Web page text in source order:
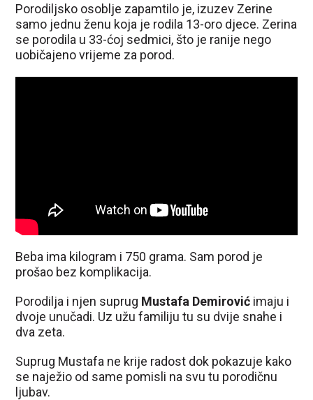
Porodiljsko osoblje zapamtilo je, izuzev Zerine
samo jednu ženu koja je rodila 13-oro djece. Zerina
se porodila u 33-ćoj sedmici, što je ranije nego
uobičajeno vrijeme za porod.
Beba ima kilogram i 750 grama. Sam porod je
prošao bez komplikacija.
Porodilja i njen suprug Mustafa Demirović imaju i
dvoje unučadi. Uz užu familiju tu su dvije snahe i
dva zeta.
Suprug Mustafa ne krije radost dok pokazuje kako
se naježio od same pomisli na svu tu porodičnu
ljubav.